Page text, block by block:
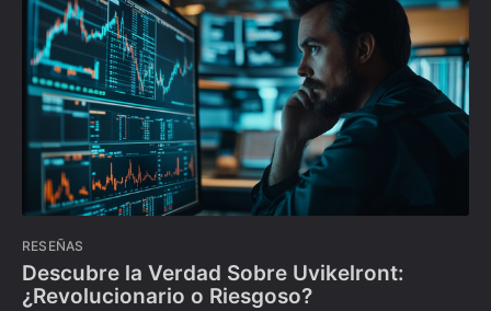
RESEÑAS
Descubre la Verdad Sobre Uvikelront:
¿Revolucionario o Riesgoso?